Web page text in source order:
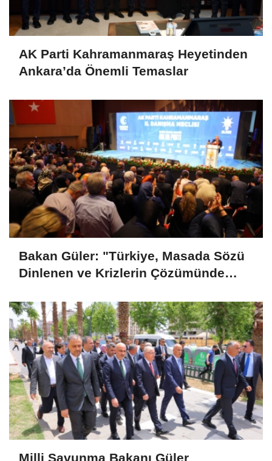
AK Parti Kahramanmaraş Heyetinden
Ankara’da Önemli Temaslar
Bakan Güler: "Türkiye, Masada Sözü
Dinlenen ve Krizlerin Çözümünde
Milli Savunma Bakanı Güler